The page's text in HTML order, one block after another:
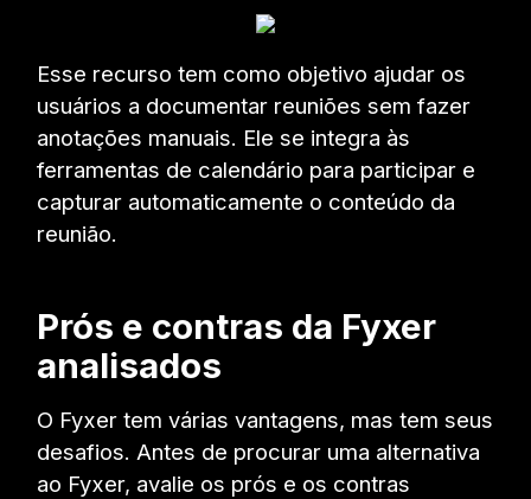
Esse recurso tem como objetivo ajudar os
usuários a documentar reuniões sem fazer
anotações manuais. Ele se integra às
ferramentas de calendário para participar e
capturar automaticamente o conteúdo da
reunião.
Prós e contras da Fyxer
analisados
O Fyxer tem várias vantagens, mas tem seus
desafios. Antes de procurar uma alternativa
ao Fyxer, avalie os prós e os contras